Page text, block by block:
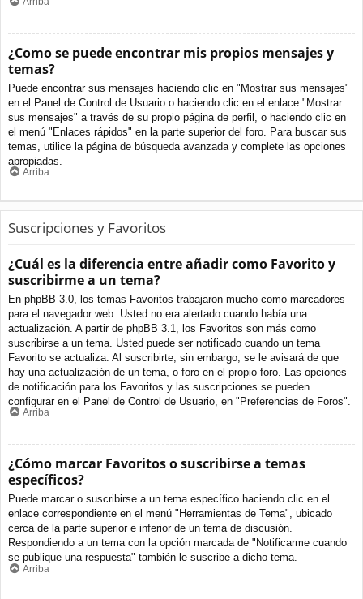
¿Como se puede encontrar mis propios mensajes y
temas?
Puede encontrar sus mensajes haciendo clic en "Mostrar sus mensajes"
en el Panel de Control de Usuario o haciendo clic en el enlace "Mostrar
sus mensajes" a través de su propio página de perfil, o haciendo clic en
el menú "Enlaces rápidos" en la parte superior del foro. Para buscar sus
temas, utilice la página de búsqueda avanzada y complete las opciones
apropiadas.
Arriba
Suscripciones y Favoritos
¿Cuál es la diferencia entre añadir como Favorito y
suscribirme a un tema?
En phpBB 3.0, los temas Favoritos trabajaron mucho como marcadores
para el navegador web. Usted no era alertado cuando había una
actualización. A partir de phpBB 3.1, los Favoritos son más como
suscribirse a un tema. Usted puede ser notificado cuando un tema
Favorito se actualiza. Al suscribirte, sin embargo, se le avisará de que
hay una actualización de un tema, o foro en el propio foro. Las opciones
de notificación para los Favoritos y las suscripciones se pueden
configurar en el Panel de Control de Usuario, en "Preferencias de Foros".
Arriba
¿Cómo marcar Favoritos o suscribirse a temas
específicos?
Puede marcar o suscribirse a un tema específico haciendo clic en el
enlace correspondiente en el menú "Herramientas de Tema", ubicado
cerca de la parte superior e inferior de un tema de discusión.
Respondiendo a un tema con la opción marcada de "Notificarme cuando
se publique una respuesta" también le suscribe a dicho tema.
Arriba